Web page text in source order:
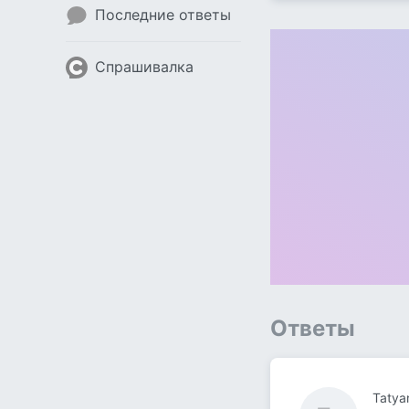
Последние ответы
Спрашивалка
Ответы